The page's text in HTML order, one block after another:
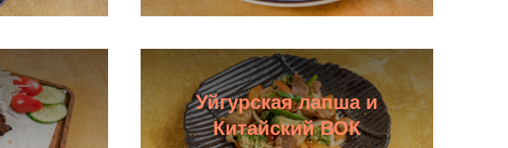
Уйгурская лапша и
Китайский ВОК